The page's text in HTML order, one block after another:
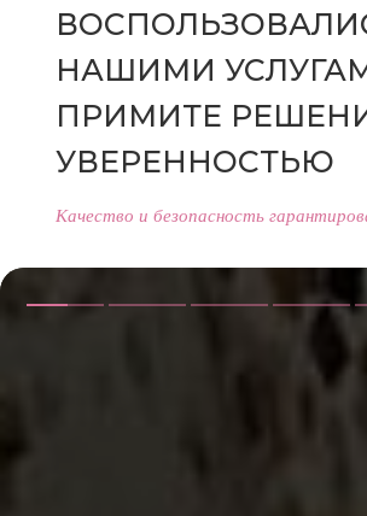
НАШИМИ
ПРИМИТЕ
УВЕРЕННОСТЬЮ
Качество и безопасность